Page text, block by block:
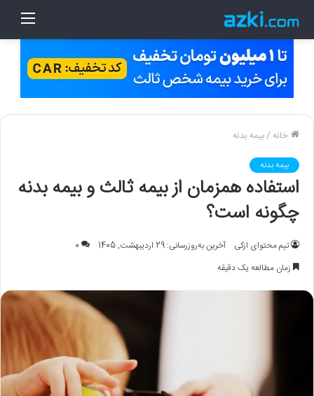
منو
خانه /بیمه بدنه
بیمه بدنه
استفاده همزمان از بیمه ثالث و بیمه بدنه
چگونه است؟
تیم محتوای ازکی آخرین به‌روزرسانی: 29 اردیبهشت, 1405
0
زمان مطالعه یک دقیقه